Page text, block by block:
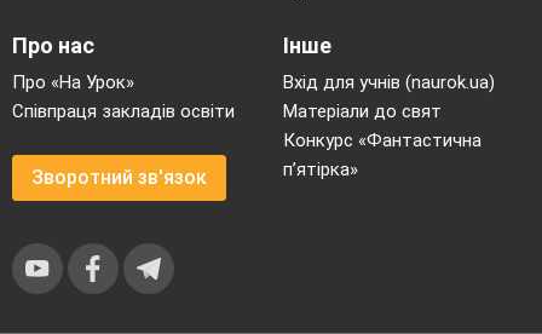
Про нас
Про «На Урок»
Співпраця закладів освіти
Зворотний зв'язок
Інше
Вхід для учнів (naurok.ua)
Матеріали до свят
Конкурс «Фантастична
п’ятірка»